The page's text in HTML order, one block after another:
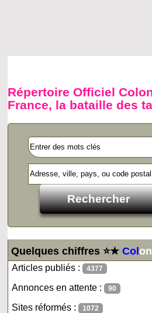
Répertoire Officiel
France, la bataille des
Quelques chiffres ⭐★Colon
Articles publiés : 4377
Annonces en attente : 90
Sites réformés : 1072